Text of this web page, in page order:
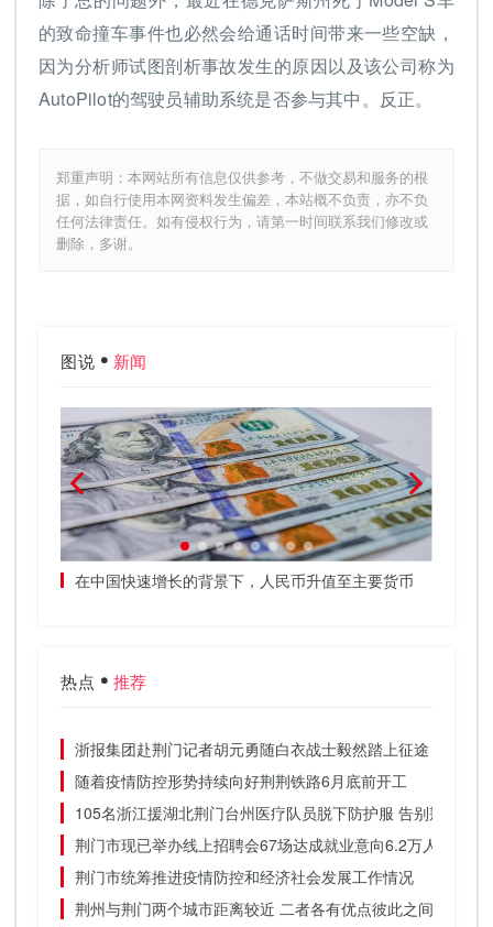
的致命撞车事件也必然会给通话时间带来一些空缺，
因为分析师试图剖析事故发生的原因以及该公司称为
AutoPilot的驾驶员辅助系统是否参与其中。反正。
郑重声明：本网站所有信息仅供参考，不做交易和服务的根
据，如自行使用本网资料发生偏差，本站概不负责，亦不负
任何法律责任。如有侵权行为，请第一时间联系我们修改或
删除，多谢。
图说 新闻
在中国快速增长的背景下，人民币升值至主要货币
热点 推荐
浙报集团赴荆门记者胡元勇随白衣战士毅然踏上征途
随着疫情防控形势持续向好荆荆铁路6月底前开工
105名浙江援湖北荆门台州医疗队员脱下防护服 告别荆门的
荆门市现已举办线上招聘会67场达成就业意向6.2万人
荆门市统筹推进疫情防控和经济社会发展工作情况
荆州与荆门两个城市距离较近 二者各有优点彼此之间差别不